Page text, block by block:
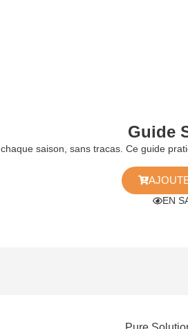
Guide
saison, sans tracas. Ce guide
EN